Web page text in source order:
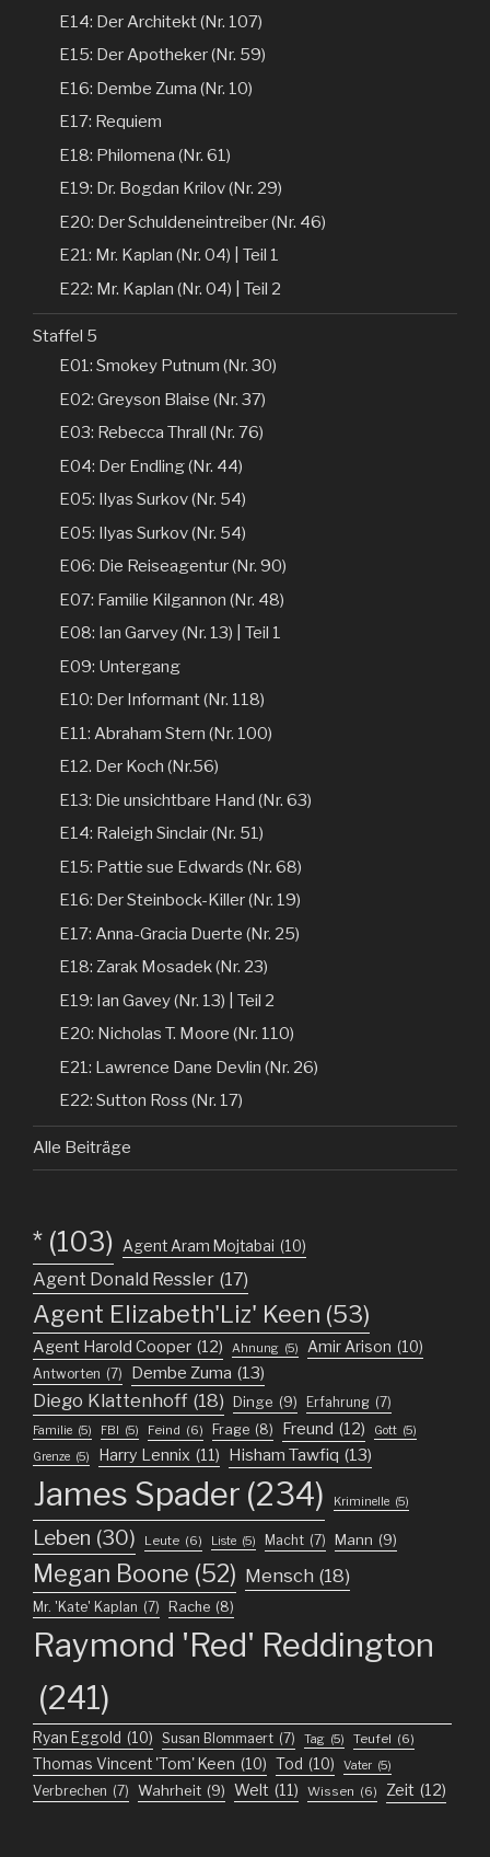
E14: Der Architekt (Nr. 107)
E15: Der Apotheker (Nr. 59)
E16: Dembe Zuma (Nr. 10)
E17: Requiem
E18: Philomena (Nr. 61)
E19: Dr. Bogdan Krilov (Nr. 29)
E20: Der Schuldeneintreiber (Nr. 46)
E21: Mr. Kaplan (Nr. 04) | Teil 1
E22: Mr. Kaplan (Nr. 04) | Teil 2
Staffel 5
E01: Smokey Putnum (Nr. 30)
E02: Greyson Blaise (Nr. 37)
E03: Rebecca Thrall (Nr. 76)
E04: Der Endling (Nr. 44)
E05: Ilyas Surkov (Nr. 54)
E05: Ilyas Surkov (Nr. 54)
E06: Die Reiseagentur (Nr. 90)
E07: Familie Kilgannon (Nr. 48)
E08: Ian Garvey (Nr. 13) | Teil 1
E09: Untergang
E10: Der Informant (Nr. 118)
E11: Abraham Stern (Nr. 100)
E12. Der Koch (Nr.56)
E13: Die unsichtbare Hand (Nr. 63)
E14: Raleigh Sinclair (Nr. 51)
E15: Pattie sue Edwards (Nr. 68)
E16: Der Steinbock-Killer (Nr. 19)
E17: Anna-Gracia Duerte (Nr. 25)
E18: Zarak Mosadek (Nr. 23)
E19: Ian Gavey (Nr. 13) | Teil 2
E20: Nicholas T. Moore (Nr. 110)
E21: Lawrence Dane Devlin (Nr. 26)
E22: Sutton Ross (Nr. 17)
Alle Beiträge
* (103) Agent Aram Mojtabai (10)
Agent Donald Ressler (17)
Agent Elizabeth'Liz' Keen (53)
Agent Harold Cooper (12) Ahnung (5) Amir Arison (10)
Antworten (7) Dembe Zuma (13)
Diego Klattenhoff (18) Dinge (9) Erfahrung (7)
Familie (5) FBI (5) Feind (6) Frage (8) Freund (12) Gott (5)
Grenze (5) Harry Lennix (11) Hisham Tawfiq (13)
James Spader (234) Kriminelle (5)
Leben (30) Leute (6) Liste (5) Macht (7) Mann (9)
Megan Boone (52) Mensch (18)
Mr. 'Kate' Kaplan (7) Rache (8)
Raymond 'Red' Reddington
(241)
Ryan Eggold (10) Susan Blommaert (7) Tag (5) Teufel (6)
Thomas Vincent 'Tom' Keen (10) Tod (10) Vater (5)
Verbrechen (7) Wahrheit (9) Welt (11) Wissen (6) Zeit (12)